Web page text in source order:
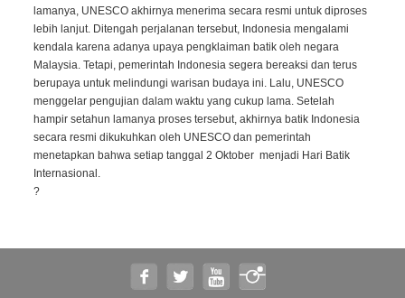
lamanya, UNESCO akhirnya menerima secara resmi untuk diproses
lebih lanjut. Ditengah perjalanan tersebut, Indonesia mengalami
kendala karena adanya upaya pengklaiman batik oleh negara
Malaysia. Tetapi, pemerintah Indonesia segera bereaksi dan terus
berupaya untuk melindungi warisan budaya ini. Lalu, UNESCO
menggelar pengujian dalam waktu yang cukup lama. Setelah
hampir setahun lamanya proses tersebut, akhirnya batik Indonesia
secara resmi dikukuhkan oleh UNESCO dan pemerintah
menetapkan bahwa setiap tanggal 2 Oktober menjadi Hari Batik
Internasional.
?